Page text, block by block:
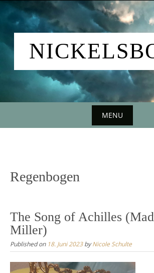
Skip
content
MENU
Regenbogen
The Song of Achilles
Miller)
Published on 18. Juni 2023byNicole Schulte